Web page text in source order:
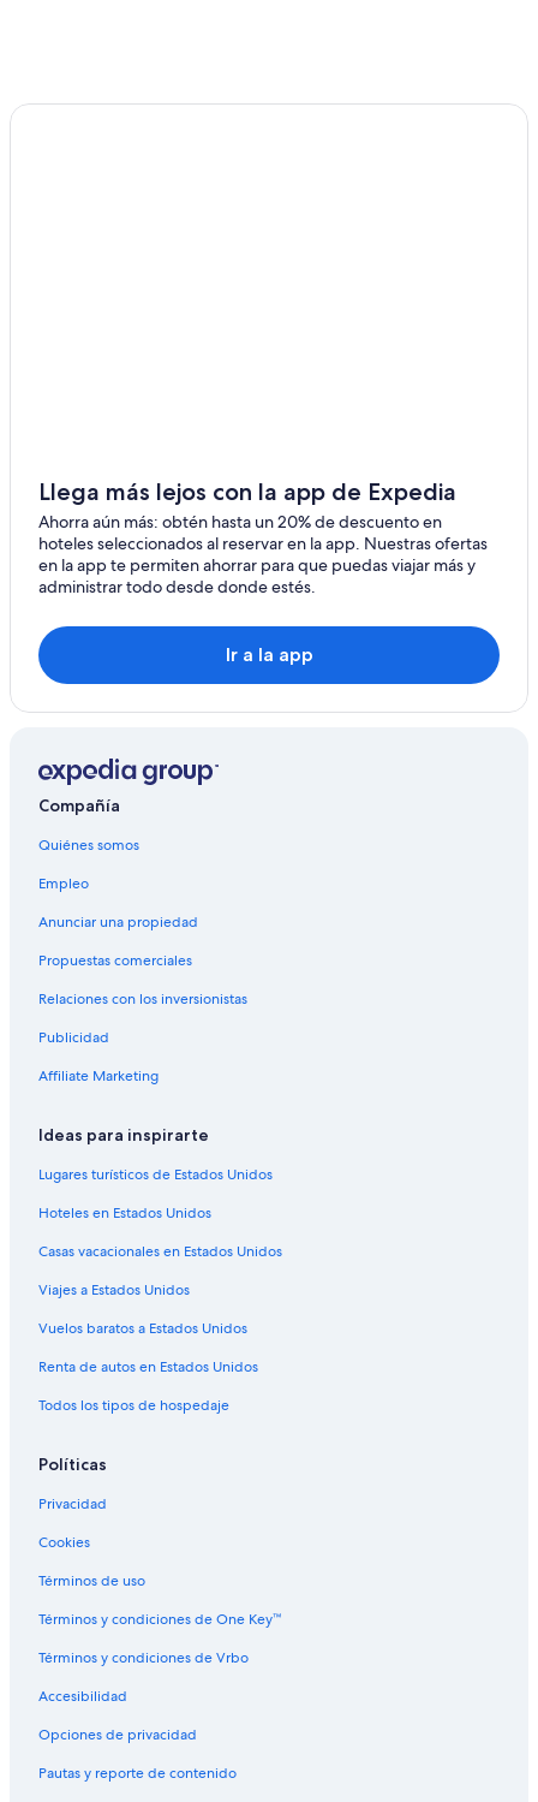
Llega más lejos con la app de Expedia
Ahorra aún más: obtén hasta un 20% de descuento en
hoteles seleccionados al reservar en la app. Nuestras ofertas
en la app te permiten ahorrar para que puedas viajar más y
administrar todo desde donde estés.
Ir a la app
Compañía
Quiénes somos
Empleo
Anunciar una propiedad
Propuestas comerciales
Relaciones con los inversionistas
Publicidad
Affiliate Marketing
Ideas para inspirarte
Lugares turísticos de Estados Unidos
Hoteles en Estados Unidos
Casas vacacionales en Estados Unidos
Viajes a Estados Unidos
Vuelos baratos a Estados Unidos
Renta de autos en Estados Unidos
Todos los tipos de hospedaje
Políticas
Privacidad
Cookies
Términos de uso
Términos y condiciones de One Key™
Términos y condiciones de Vrbo
Accesibilidad
Opciones de privacidad
Pautas y reporte de contenido